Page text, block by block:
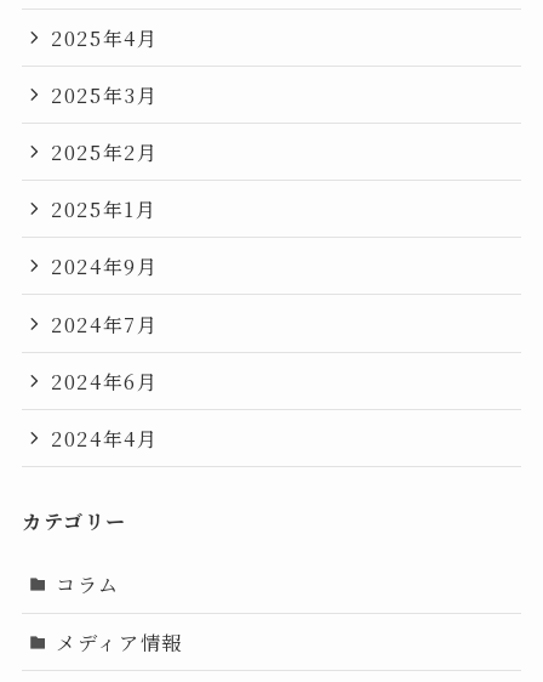
2025年4月
2025年3月
2025年2月
2025年1月
2024年9月
2024年7月
2024年6月
2024年4月
カテゴリー
コラム
メディア情報